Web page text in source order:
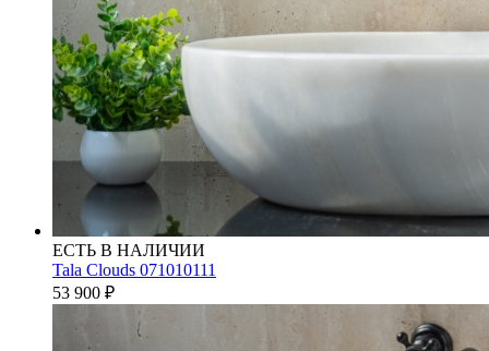
ЕСТЬ В НАЛИЧИИ
Tala Clouds 071010111
53 900 ₽